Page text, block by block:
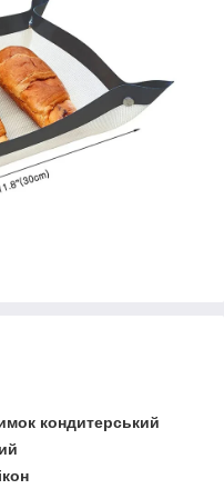
кондитерський